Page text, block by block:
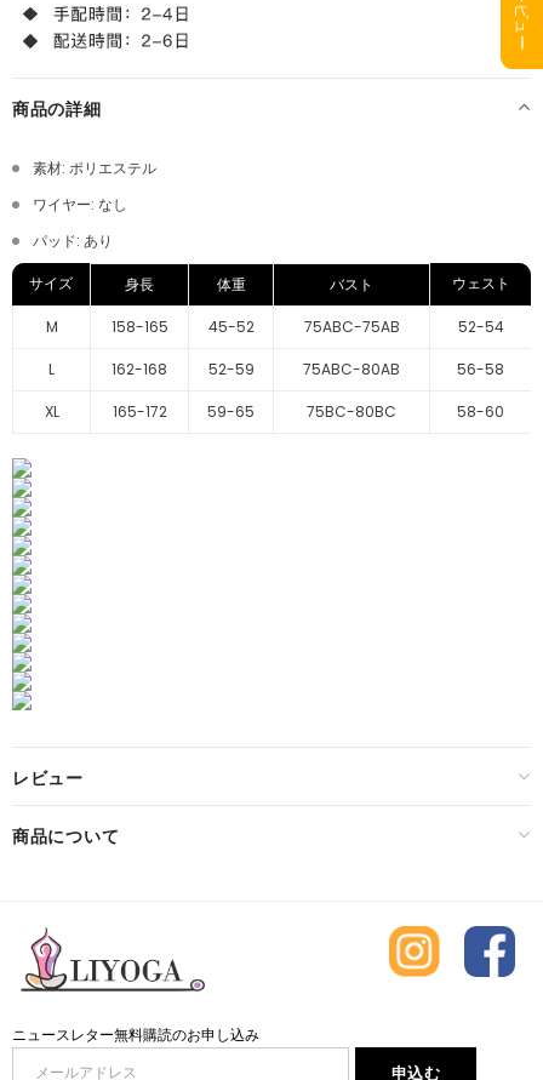
商品の詳細
素材: ポリエステル
ワイヤー: なし
パッド: あり
サイズ 身長 体重 バスト ウェスト
M 158-165 45-52 75ABC-75AB 52-54
L 162-168 52-59 75ABC-80AB 56-58
XL 165-172 59-65 75BC-80BC 58-60
レビュー
商品について
ニュースレター無料購読のお申し込み